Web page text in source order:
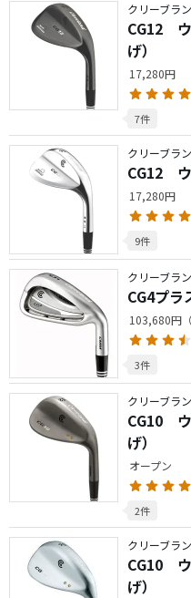
クリーブラ
CG12
げ）
17,280円
7件
クリーブラ
CG12 ウ
17,280円
9件
クリーブラ
CG4プ
103,680円
3件
クリーブラ
CG10
げ）
オープン
2件
クリーブラ
CG10
げ）